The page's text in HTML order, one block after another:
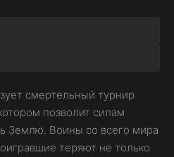
смертельный турнир
позволит силам
Землю. Воины со всего мира
теряют не только